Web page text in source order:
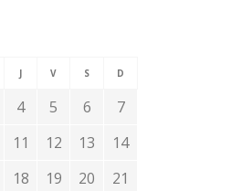
J V S D
4 5 6
7
11 12 13
14
18 19 20
21